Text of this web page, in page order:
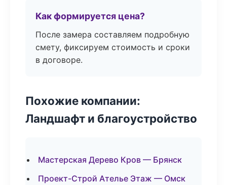
Как формируется цена?
После замера составляем подробную
смету, фиксируем стоимость и сроки
в договоре.
Похожие компании:
Ландшафт и благоустройство
Мастерская Дерево Кров — Брянск
Проект-Строй Ателье Этаж — Омск